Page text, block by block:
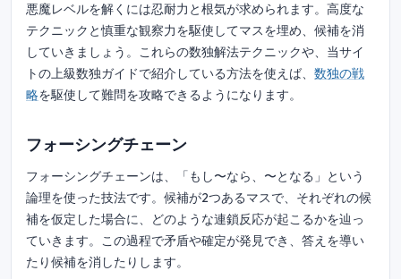
悪魔レベルを解くには忍耐力と根気が求められます。高度な
テクニックと慎重な観察力を駆使してマスを埋め、候補を消
していきましょう。これらの数独解法テクニックや、当サイ
トの上級数独ガイドで紹介している方法を使えば、 数独の戦
略を駆使して難問を攻略できるようになります。
フォーシングチェーン
フォーシングチェーンは、「もし〜なら、〜となる」という
論理を使った技法です。候補が2つあるマスで、それぞれの候
補を仮定した場合に、どのような連鎖反応が起こるかを辿っ
ていきます。この過程で矛盾や確定が発見でき、答えを導い
たり候補を消したりします。